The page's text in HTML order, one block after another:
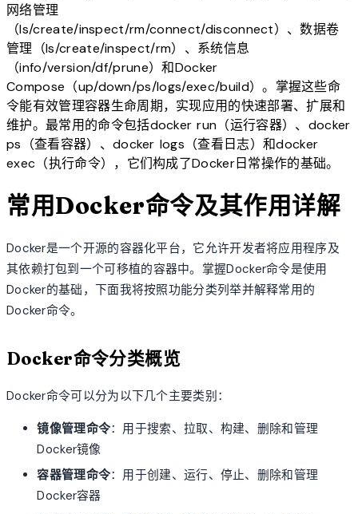
网络管理
（ls/create/inspect/rm/connect/disconnect）、数据卷
管理（ls/create/inspect/rm）、系统信息
（info/version/df/prune）和Docker
Compose（up/down/ps/logs/exec/build）。掌握这些命
令能有效管理容器生命周期，实现应用的快速部署、扩展和
维护。最常用的命令包括docker run（运行容器）、docker
ps（查看容器）、docker logs（查看日志）和docker
exec（执行命令），它们构成了Docker日常操作的基础。
常用Docker命令及其作用详解
Docker是一个开源的容器化平台，它允许开发者将应用程序及
其依赖打包到一个可移植的容器中。掌握Docker命令是使用
Docker的基础，下面我将按照功能分类列举并解释常用的
Docker命令。
Docker命令分类概览
Docker命令可以分为以下几个主要类别：
镜像管理命令：用于搜索、拉取、构建、删除和管理
Docker镜像
容器管理命令：用于创建、运行、停止、删除和管理
Docker容器